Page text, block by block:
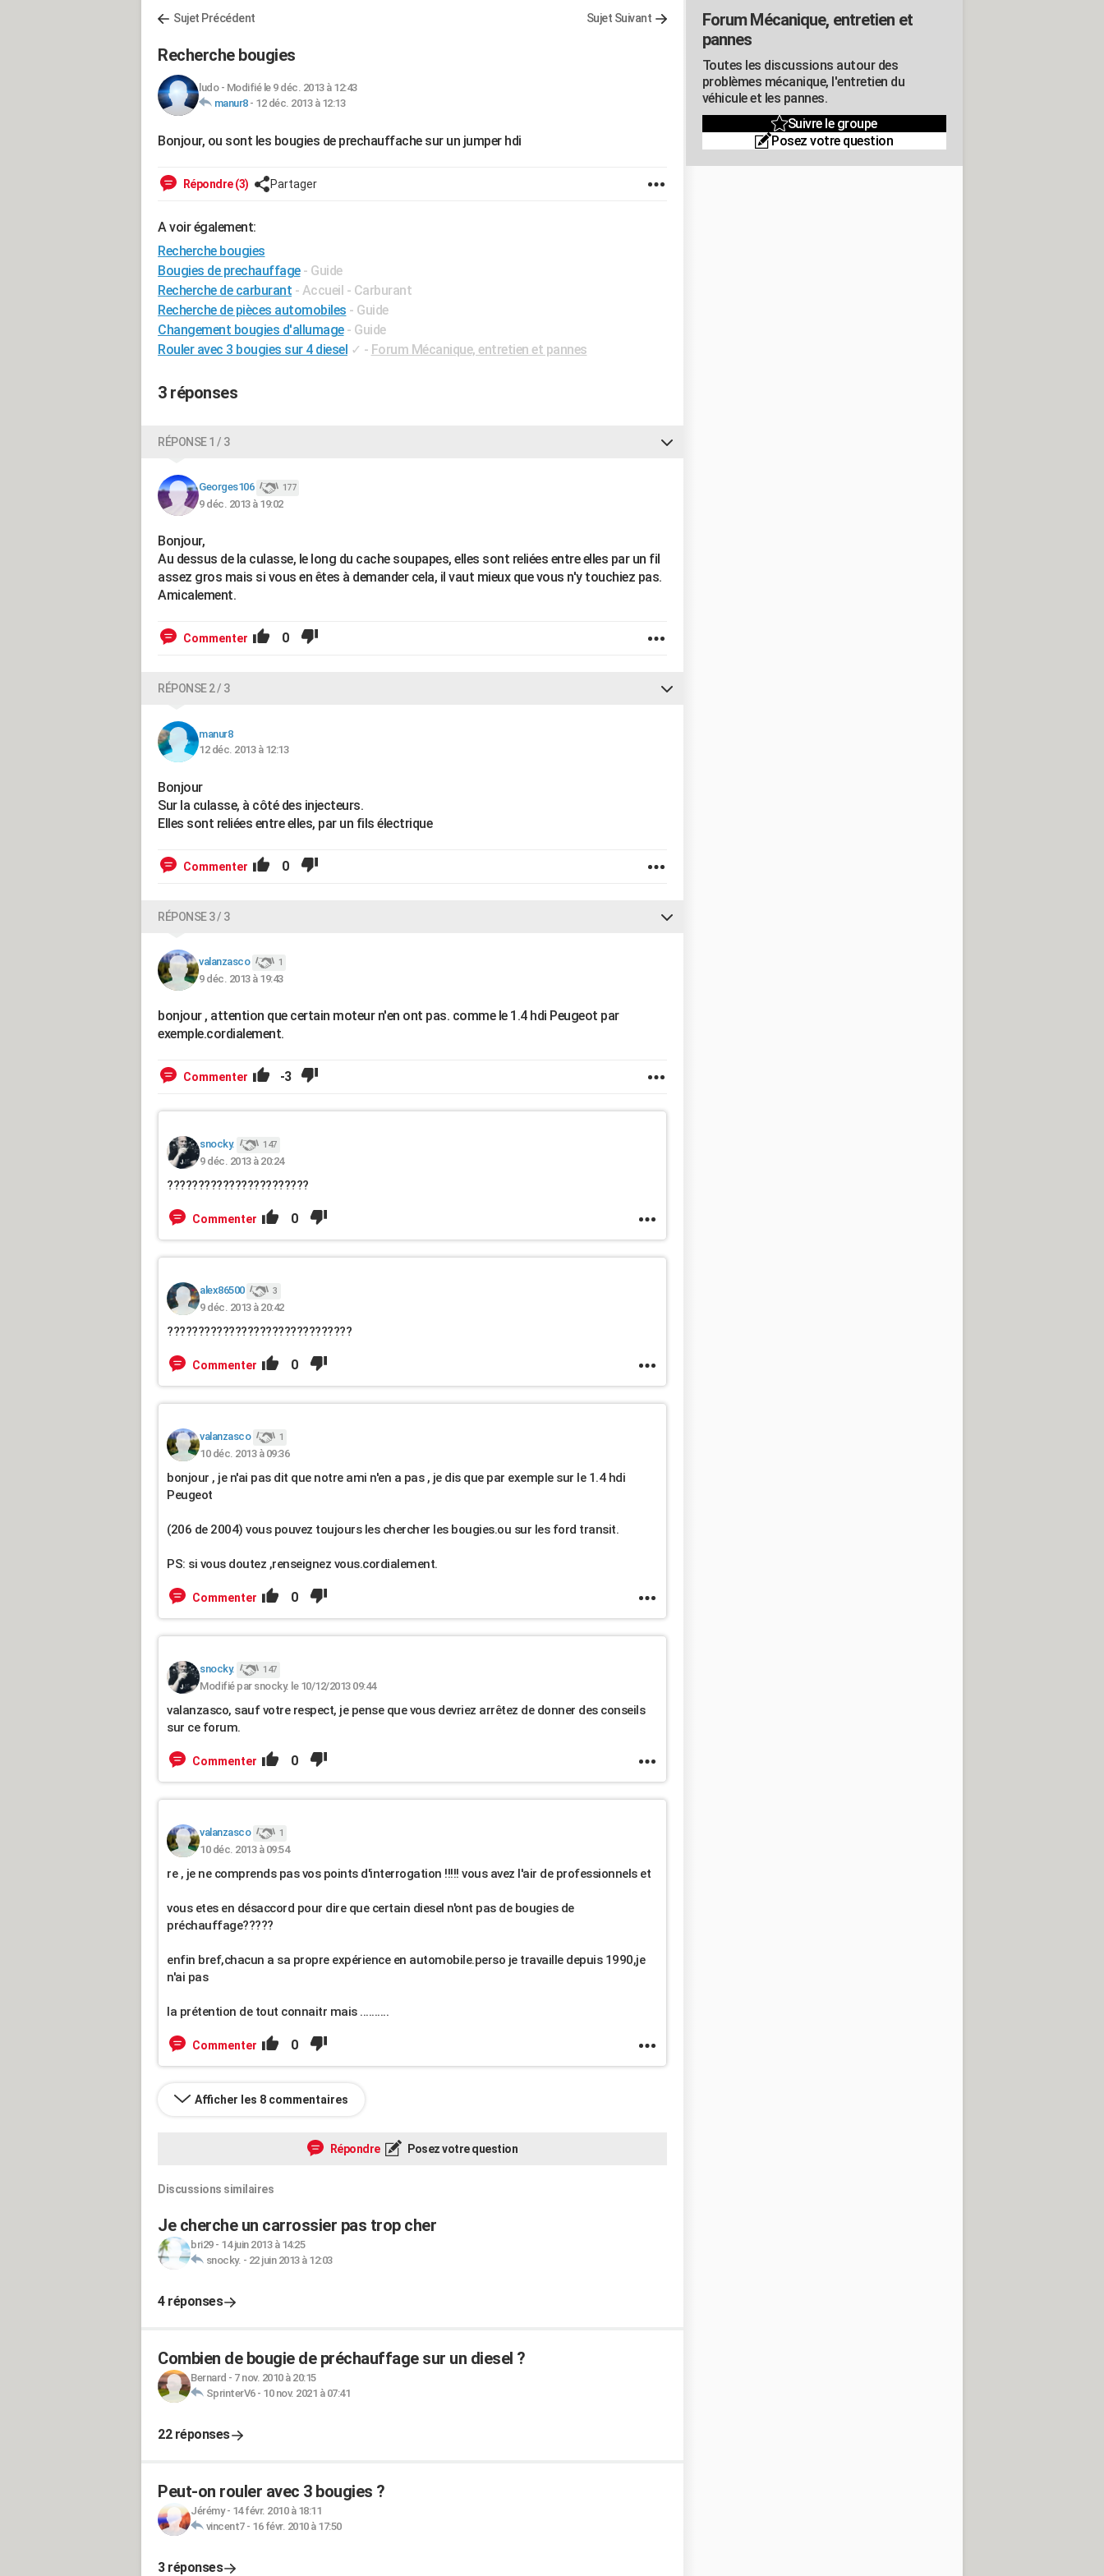
Sujet Précédent Sujet Suivant
Recherche bougies
ludo- Modifié le 9 déc. 2013 à 12:43
manur8- 12 déc. 2013 à 12:13
Bonjour, ou sont les bougies de prechauffache sur un jumper hdi
Répondre (3) Partager
A voir également:
Recherche bougies
Bougies de prechauffage - Guide
Recherche de carburant - Accueil - Carburant
Recherche de pièces automobiles - Guide
Changement bougies d'allumage - Guide
Rouler avec 3 bougies sur 4 diesel ✓ - Forum Mécanique, entretien et pannes
3 réponses
RÉPONSE 1 / 3
Georges106 177
9 déc. 2013 à 19:02
Bonjour,
Au dessus de la culasse, le long du cache soupapes, elles sont reliées entre elles par un fil
assez gros mais si vous en êtes à demander cela, il vaut mieux que vous n'y touchiez pas.
Amicalement.
Commenter 0
RÉPONSE 2 / 3
manur8
12 déc. 2013 à 12:13
Bonjour
Sur la culasse, à côté des injecteurs.
Elles sont reliées entre elles, par un fils électrique
Commenter 0
RÉPONSE 3 / 3
valanzasco 1
9 déc. 2013 à 19:43
bonjour , attention que certain moteur n'en ont pas. comme le 1.4 hdi Peugeot par
exemple.cordialement.
Commenter -3
snocky. 147
9 déc. 2013 à 20:24
???????????????????????
Commenter 0
alex86500 3
9 déc. 2013 à 20:42
??????????????????????????????
Commenter 0
valanzasco 1
10 déc. 2013 à 09:36
bonjour , je n'ai pas dit que notre ami n'en a pas , je dis que par exemple sur le 1.4 hdi
Peugeot
(206 de 2004) vous pouvez toujours les chercher les bougies.ou sur les ford transit.
PS: si vous doutez ,renseignez vous.cordialement.
Commenter 0
snocky. 147
Modifié par snocky. le 10/12/2013 09:44
valanzasco, sauf votre respect, je pense que vous devriez arrêtez de donner des conseils
sur ce forum.
Commenter 0
valanzasco 1
10 déc. 2013 à 09:54
re , je ne comprends pas vos points d'interrogation !!!!! vous avez l'air de professionnels et
vous etes en désaccord pour dire que certain diesel n'ont pas de bougies de
préchauffage?????
enfin bref,chacun a sa propre expérience en automobile.perso je travaille depuis 1990,je
n'ai pas
la prétention de tout connaitr mais ..........
Commenter 0
Afficher les 8 commentaires
Répondre Posez votre question
Discussions similaires
Je cherche un carrossier pas trop cher
bri29- 14 juin 2013 à 14:25
snocky. - 22 juin 2013 à 12:03
4 réponses
Combien de bougie de préchauffage sur un diesel ?
Bernard - 7 nov. 2010 à 20:15
SprinterV6- 10 nov. 2021 à 07:41
22 réponses
Peut-on rouler avec 3 bougies ?
Jérémy- 14 févr. 2010 à 18:11
vincent7- 16 févr. 2010 à 17:50
3 réponses
Forum Mécanique, entretien et
pannes
Toutes les discussions autour des
problèmes mécanique, l'entretien du
véhicule et les pannes.
Suivre le groupe
Posez votre question